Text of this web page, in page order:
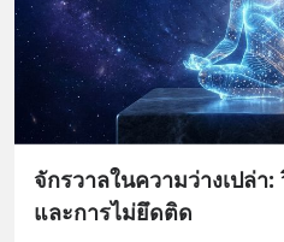
จักรวาลในความว่างเปล่า
และการไม่ยึดติด